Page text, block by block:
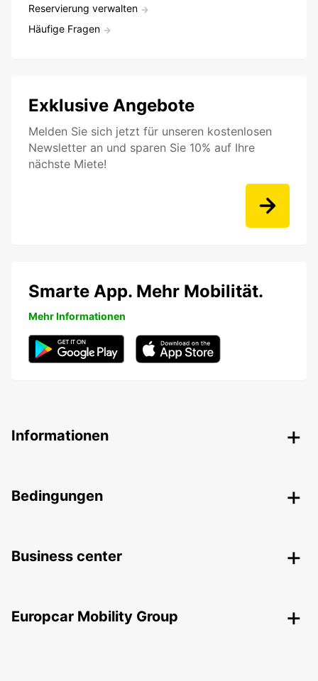
Reservierung verwalten
Häufige Fragen
Exklusive Angebote
Melden Sie sich jetzt für unseren kostenlosen
Newsletter an und sparen Sie 10% auf Ihre
nächste Miete!
Smarte App. Mehr Mobilität.
Mehr Informationen
Informationen
Bedingungen
Business center
Europcar Mobility Group